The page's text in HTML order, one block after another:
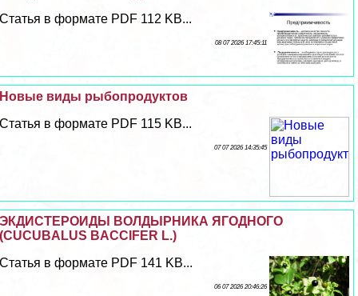
Статья в формате PDF 112 KB...
08 07 2026 17:45:11
Новые виды рыбопродуктов
Статья в формате PDF 115 KB...
07 07 2026 14:35:45
ЭКДИСТЕРОИДЫ ВОЛДЫРНИКА ЯГОДНОГО
(CUCUBALUS BACCIFER L.)
Статья в формате PDF 141 KB...
06 07 2026 20:46:26